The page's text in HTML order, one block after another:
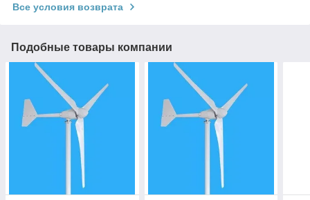
Все условия возврата
Подобные товары компании